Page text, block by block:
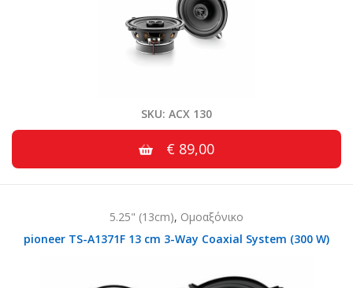
SKU: ACX 130
€ 89,00
5.25" (13cm), Ομοαξόνικο
pioneer TS-A1371F 13 cm 3-Way Coaxial System (300 W)